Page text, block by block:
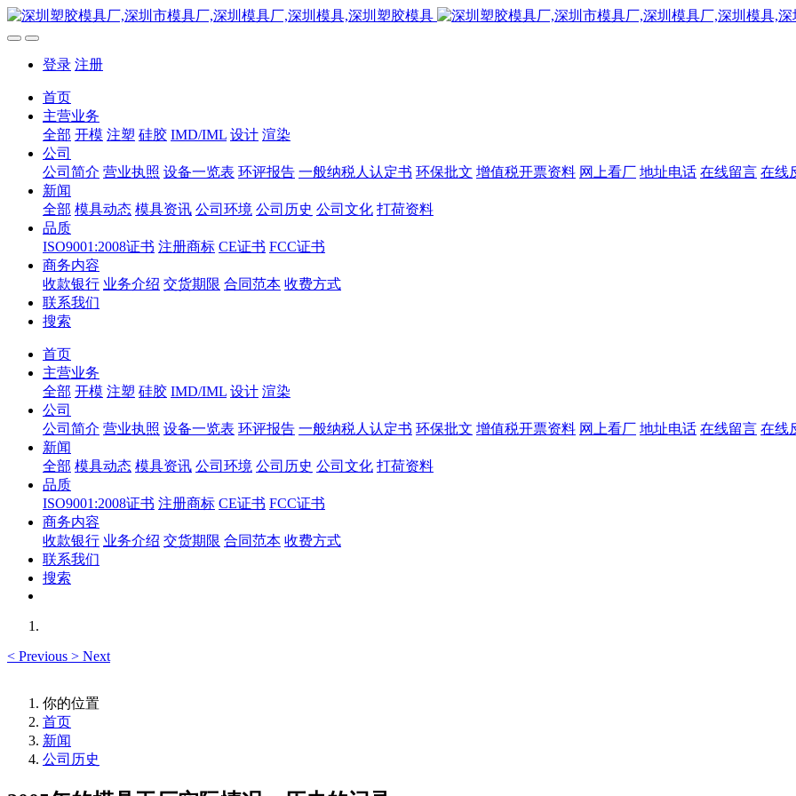
登录 注册
首页
主营业务
全部 开模 注塑 硅胶 IMD/IML 设计 渲染
公司
公司简介 营业执照 设备一览表 环评报告 一般纳税人认定书 环保批文 增值税开票资料 网上看厂 地址电话 在线留言 在线
新闻
全部 模具动态 模具资讯 公司环境 公司历史 公司文化 打荷资料
品质
ISO9001:2008证书 注册商标 CE证书 FCC证书
商务内容
收款银行 业务介绍 交货期限 合同范本 收费方式
联系我们
搜索
首页
主营业务
全部 开模 注塑 硅胶 IMD/IML 设计 渲染
公司
公司简介 营业执照 设备一览表 环评报告 一般纳税人认定书 环保批文 增值税开票资料 网上看厂 地址电话 在线留言 在线
新闻
全部 模具动态 模具资讯 公司环境 公司历史 公司文化 打荷资料
品质
ISO9001:2008证书 注册商标 CE证书 FCC证书
商务内容
收款银行 业务介绍 交货期限 合同范本 收费方式
联系我们
搜索
< Previous > Next
你的位置
首页
新闻
公司历史